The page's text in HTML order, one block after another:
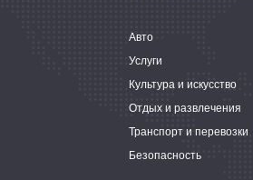
Авто
Услуги
Культура и искусство
Отдых и развлечения
Транспорт и перевозки
Безопасность